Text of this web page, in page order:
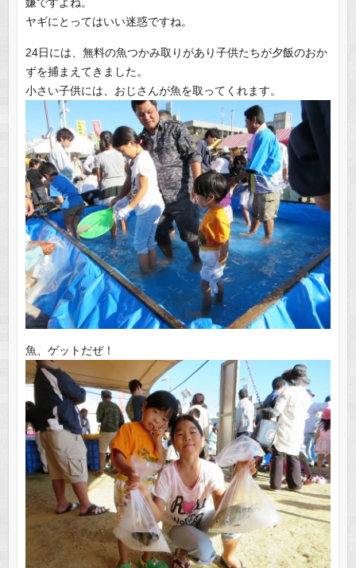
ヤギにとってはいい迷惑ですね。
24日には、無料の魚つかみ取りがあり子供たちが夕飯のおか
ずを捕まえてきました。
小さい子供には、おじさんが魚を取ってくれます。
魚、ゲットだぜ！